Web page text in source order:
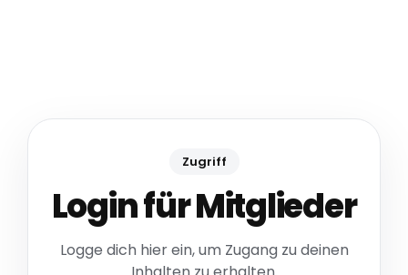
Zugriff
Login für Mitglieder
Logge dich hier ein, um Zugang zu deinen